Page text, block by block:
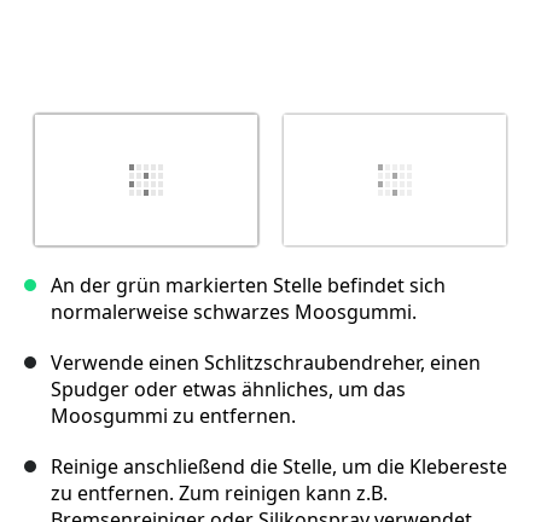
An der grün markierten Stelle befindet sich
normalerweise schwarzes Moosgummi.
Verwende einen Schlitzschraubendreher, einen
Spudger oder etwas ähnliches, um das
Moosgummi zu entfernen.
Reinige anschließend die Stelle, um die Klebereste
zu entfernen. Zum reinigen kann z.B.